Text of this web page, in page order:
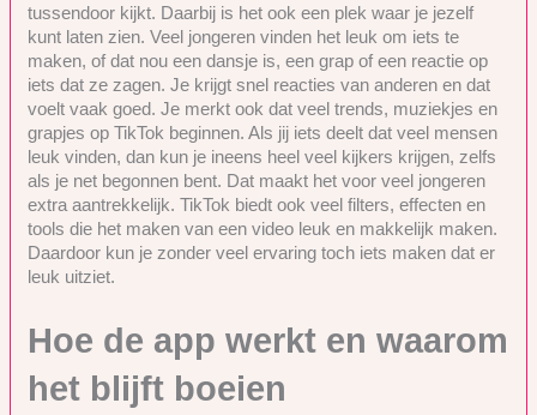
tussendoor kijkt. Daarbij is het ook een plek waar je jezelf
kunt laten zien. Veel jongeren vinden het leuk om iets te
maken, of dat nou een dansje is, een grap of een reactie op
iets dat ze zagen. Je krijgt snel reacties van anderen en dat
voelt vaak goed. Je merkt ook dat veel trends, muziekjes en
grapjes op TikTok beginnen. Als jij iets deelt dat veel mensen
leuk vinden, dan kun je ineens heel veel kijkers krijgen, zelfs
als je net begonnen bent. Dat maakt het voor veel jongeren
extra aantrekkelijk. TikTok biedt ook veel filters, effecten en
tools die het maken van een video leuk en makkelijk maken.
Daardoor kun je zonder veel ervaring toch iets maken dat er
leuk uitziet.
Hoe de app werkt en waarom
het blijft boeien